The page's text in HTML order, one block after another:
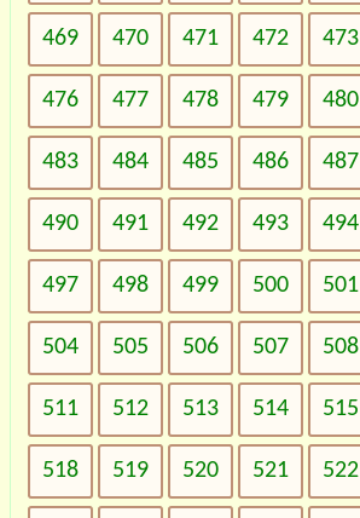
469 470 471 472 473
476 477 478 479 480
483 484 485 486 487
490 491 492 493 494
497 498 499 500 501
504 505 506 507 508
511 512 513 514 515
518 519 520 521 522